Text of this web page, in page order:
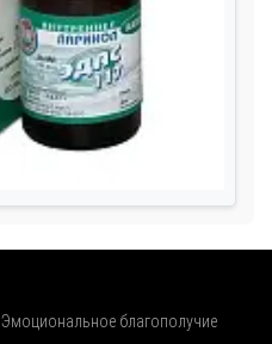
Эмоциональное благополучие